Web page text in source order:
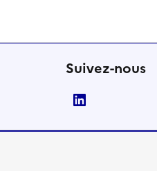
Suivez-nous